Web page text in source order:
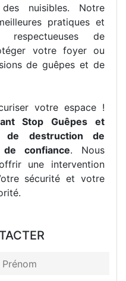
nuisibles. Notre
pratiques et
de
votre foyer ou
de guêpes et de
votre espace !
Stop Guêpes et
de destruction de
confiance. Nous
une intervention
sécurité et votre